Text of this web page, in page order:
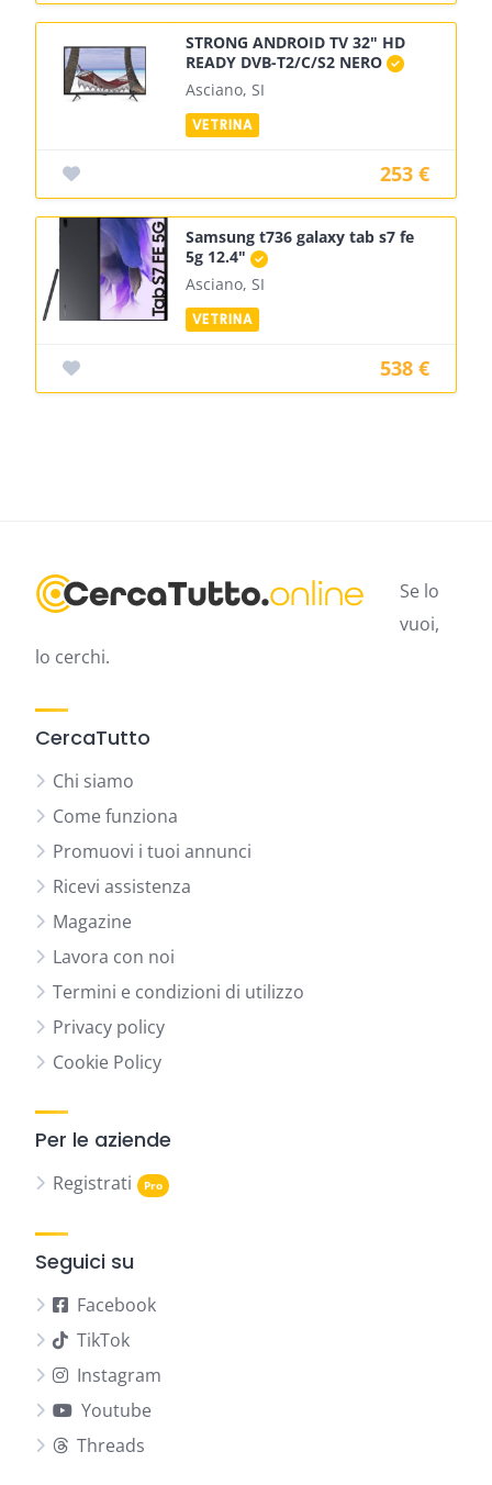
STRONG ANDROID TV 32" HD
READY DVB-T2/C/S2 NERO
Asciano, SI
253 €
Samsung t736 galaxy tab s7 fe
5g 12.4"
Asciano, SI
538 €
Se lo
vuoi,
lo cerchi.
CercaTutto
Chi siamo
Come funziona
Promuovi i tuoi annunci
Ricevi assistenza
Magazine
Lavora con noi
Termini e condizioni di utilizzo
Privacy policy
Cookie Policy
Per le aziende
Registrati
Seguici su
Facebook
TikTok
Instagram
Youtube
Threads